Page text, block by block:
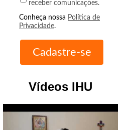
receber comunicações.
Conheça nossa Política de
Privacidade.
Vídeos IHU